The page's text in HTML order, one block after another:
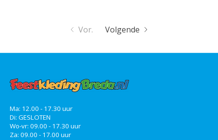
Vor. Volgende
Ma: 12.00 - 17.30 uur
Di: GESLOTEN
Wo-vr: 09.00 - 17.30 uur
Za: 09.00 - 17.00 uur